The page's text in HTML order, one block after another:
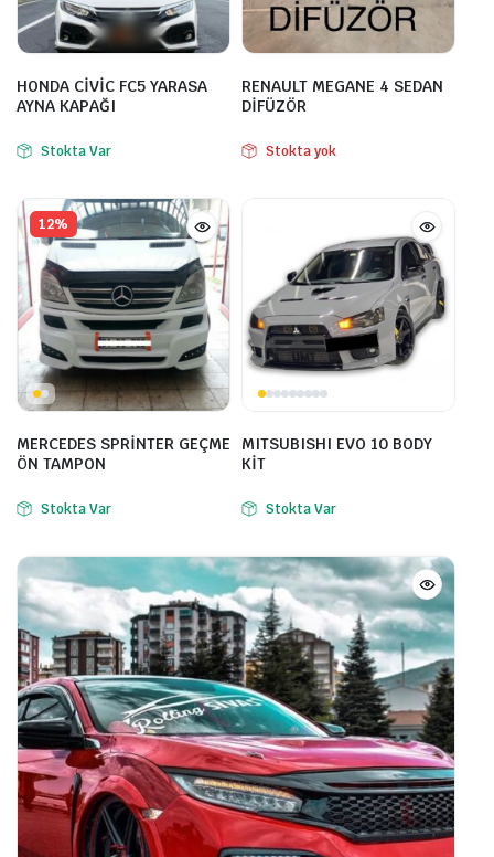
HONDA CİVİC FC5 YARASA
AYNA KAPAĞI
Stokta Var
RENAULT MEGANE 4 SEDAN
DİFÜZÖR
Stokta yok
12%
MERCEDES SPRİNTER GEÇME
ÖN TAMPON
Stokta Var
MITSUBISHI EVO 10 BODY
KİT
Stokta Var